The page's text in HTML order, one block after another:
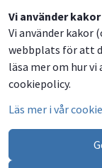
Vi använder kakor
Vi använder kakor
webbplats för att
läsa mer om hur vi
cookiepolicy.
Läs mer i vår
Dela
på
Facebook
Dela
på
Twitter
Dela
på
LinkedIn
Dela
via
email